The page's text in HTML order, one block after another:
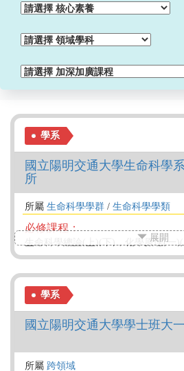
學系
國立陽明交通大學生命科學
所
所屬 生命科學學群 / 生命科學學類
必修課程：
生命科學總論(上)(下)，化學原理(一
普通物理學(一)(二)，計算機概論，
學，細胞生物學，生理學，模擬系統
分析，生物統計學，生化及細胞生物
驗，研究室實務訓練，科學文獻研讀
讀與分析方法(上)(下)，發育生物學(
程)，生物資訊學(必修10選3課程)，
程)，神經生物學(必修10選3課程)，基
展開
學系
國立陽明交通大學學士班大
所屬 跨領域